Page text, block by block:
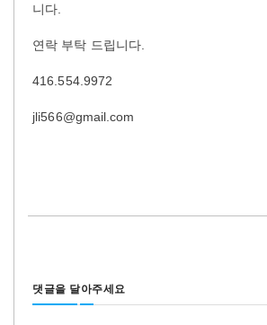
니다.
연락 부탁 드립니다.
416.554.9972
jli566@gmail.com
댓글을 달아주세요